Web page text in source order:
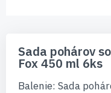
začiatok
galérie
Sada pohárov
Fox 450 ml 6ks
Balenie: Sada